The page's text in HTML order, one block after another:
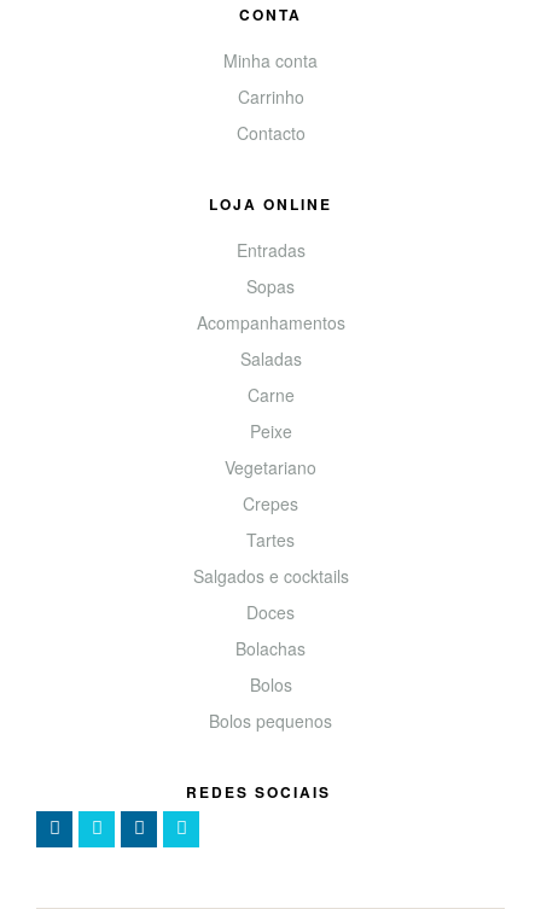
CONTA
Minha conta
Carrinho
Contacto
LOJA ONLINE
Entradas
Sopas
Acompanhamentos
Saladas
Carne
Peixe
Vegetariano
Crepes
Tartes
Salgados e cocktails
Doces
Bolachas
Bolos
Bolos pequenos
REDES SOCIAIS